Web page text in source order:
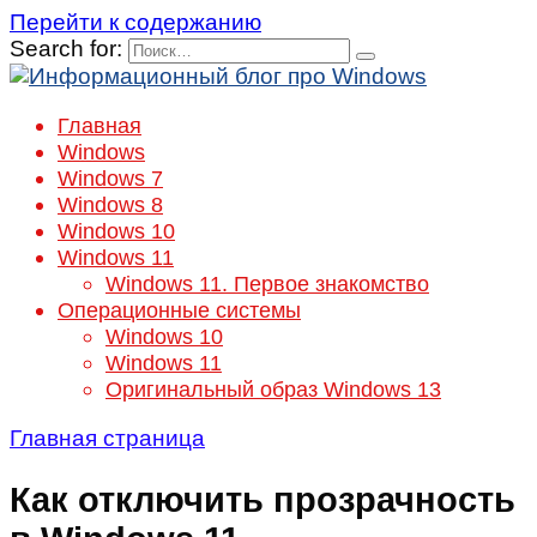
Перейти к содержанию
Search for:
Главная
Windows
Windows 7
Windows 8
Windows 10
Windows 11
Windows 11. Первое знакомство
Операционные системы
Windows 10
Windows 11
Оригинальный образ Windows 13
Главная страница
Как отключить прозрачность